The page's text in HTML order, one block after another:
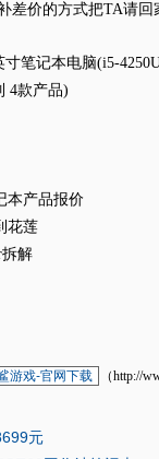
差价的方式把TA请回
笔记本电脑(i5-
4款产品)
本产品报价
花莲
解
游戏-官网下载 （http://
元